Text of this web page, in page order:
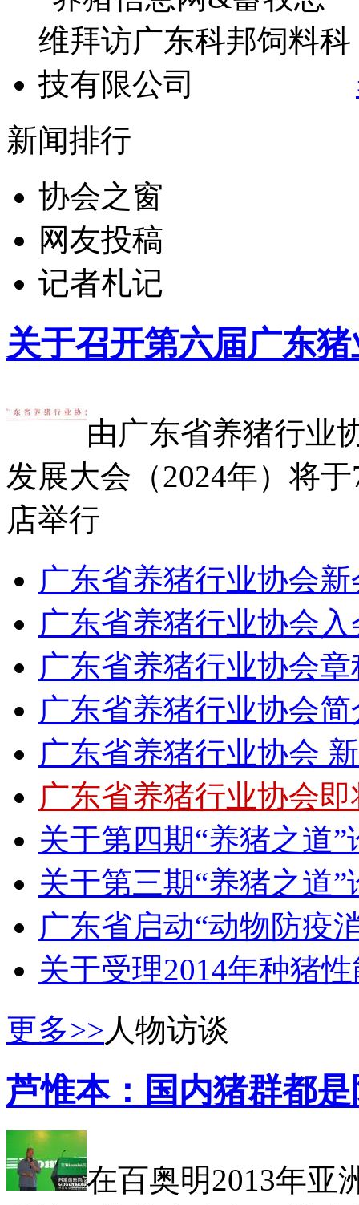
新闻排行
协会之窗
网友投稿
记者札记
关于召开第六届广东
由广东省养猪行业
发展大会（2024年）将
店举行
广东省养猪行业协会
广东省养猪行业协会
广东省养猪行业协会章
广东省养猪行业协会简
广东省养猪行业协会
广东省养猪行业协会
关于第四期“养猪之道
关于第三期“养猪之道
广东省启动“动物防疫
关于受理2014年种猪
更多>>人物访谈
芦惟本：国内猪群都
在百奥明2013年亚